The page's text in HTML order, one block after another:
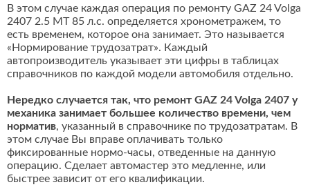
В этом случае каждая операция по ремонту GAZ 24 Volga
2407 2.5 MT 85 л.с. определяется хронометражем, то
есть временем, которое она занимает. Это называется
«Нормирование трудозатрат». Каждый
автопроизводитель указывает эти цифры в таблицах
справочников по каждой модели автомобиля отдельно.
Нередко случается так, что ремонт GAZ 24 Volga 2407 у
механика занимает большее количество времени, чем
норматив, указанный в справочнике по трудозатратам. В
этом случае Вы вправе оплачивать только
фиксированные нормо-часы, отведенные на данную
операцию. Сделает автомастер это медленне, или
быстрее зависит от его квалификации.